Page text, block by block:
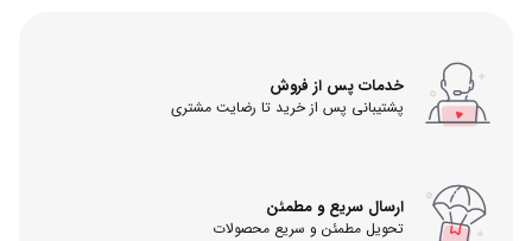
خدمات پس از فروش
پشتیبانی پس از خرید تا رضایت مشتری
ارسال سریع و مطمئن
تحویل مطمئن و سریع محصولات